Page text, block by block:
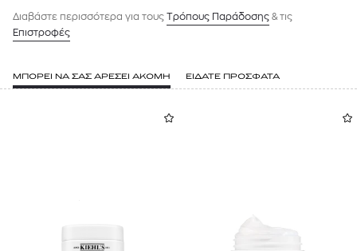
Διαβάστε περισσότερα για τους Tρόπους Παράδοσης & τις
Επιστροφές
ΜΠΟΡΕΙ ΝΑ ΣΑΣ ΑΡΕΣΕΙ ΑΚΟΜΗ ΕΙΔΑΤΕ ΠΡΟΣΦΑΤΑ